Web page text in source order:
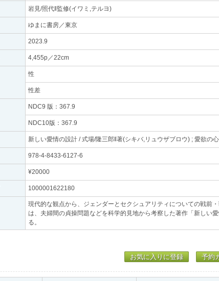
岩見/照代‖監修(イワミ,テルヨ)
ゆまに書房／東京
2023.9
4,455p／22cm
性
性差
NDC9 版：367.9
NDC10版：367.9
新しい愛情の設計 / 式場/隆三郎‖著(シキバ,リュウザブロウ) ; 愛欲の
978-4-8433-6127-6
¥20000
1000001622180
現代的な観点から、ジェンダーとセクシュアリティについての戦前
は、夫婦間の貞操問題などを科学的見地から考察した著作「新しい
る。
お気に入りに登録 予約